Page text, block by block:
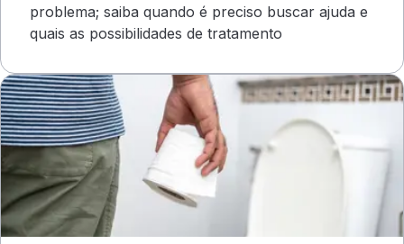
problema; saiba quando é preciso buscar ajuda e
quais as possibilidades de tratamento